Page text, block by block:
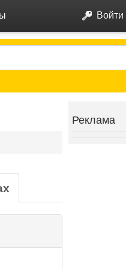
Войти
Реклама